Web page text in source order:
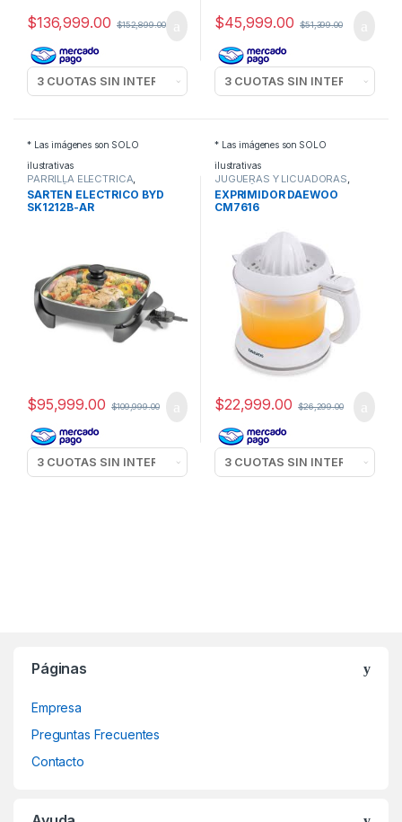
$136,999.00 $152,899.00 $45,999.00 $51,399.00
* Las imágenes son SOLO
ilustrativas
PARRILLA ELECTRICA
PEQUEÑOS
ELECTRODOMESTICOS
SARTEN ELECTRICO BYD
SK1212B-AR
$95,999.00 $109,999.00
* Las imágenes son SOLO
ilustrativas
JUGUERAS Y LICUADORAS
PEQUEÑOS
ELECTRODOMESTICOS
EXPRIMIDOR DAEWOO
CM7616
$22,999.00 $26,299.00
Páginas
Empresa
Preguntas Frecuentes
Contacto